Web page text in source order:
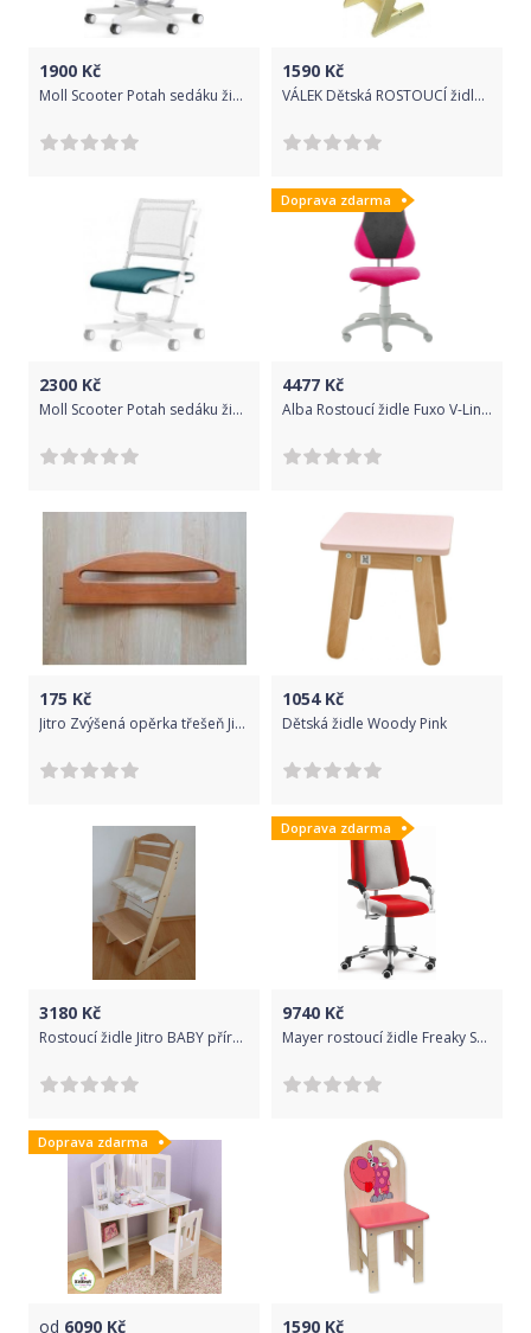
1900 Kč
Moll Scooter Potah sedáku židle Orange
1590 Kč
VÁLEK Dětská ROSTOUCÍ židle NICOL V-NEW masivní bezbarvý lak
2300 Kč
Moll Scooter Potah sedáku židle Petrol
Doprava zdarma
4477 Kč
Alba Rostoucí židle Fuxo V-Line - šedá / růžová
175 Kč
Jitro Zvýšená opěrka třešeň Jitro
1054Kč
Dětská židle Woody Pink
3180 Kč
Rostoucí židle Jitro BABY přírodní lakovaná Jitro
Doprava zdarma
9740 Kč
Mayer rostoucí židle Freaky Sport 2430 08 399
Doprava zdarma
od 6090 Kč 1590 Kč